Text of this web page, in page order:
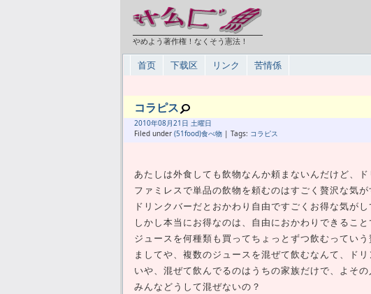
やめよう著作権！なくそう憲法！
首页 下载区 リンク 苦情係
コラピス
2010年08月21日 土曜日
Filed under (51food)食べ物 | Tags: コラピス
あたしは外食しても飲物なんか頼まないんだけど、ド
ファミレスで単品の飲物を頼むのはすごく贅沢な気が
ドリンクバーだとおかわり自由ですごくお得な気が
しかし本当にお得なのは、自由におかわりできるこ
ジュースを何種類も買ってちょっとずつ飲むっていう
ましてや、複数のジュースを混ぜて飲むなんて、ドリ
いや、混ぜて飲んでるのはうちの家族だけで、よそ
みんなどうして混ぜないの？